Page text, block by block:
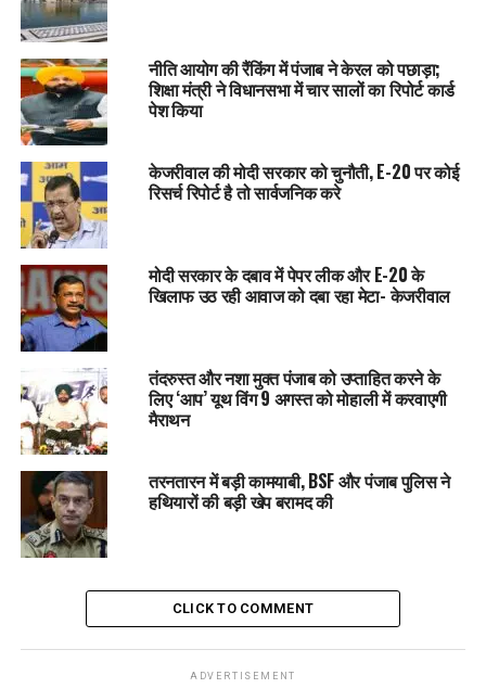
राघव चड्ढा ने कहा कि हमारे देश में दो तरह के आईपीएल चल रहे हैं।
पहला, गेंद और बल्ले का खेल होता है जिसे इंडियन प्रीमियर लीग कहते हैं।
और दूसरा इंडियन पेपर लीक है जिसमें देश के लाखों युवाओं के भविष्य के
साथ खेल होता है। इसके तहत देख के छात्रों का भविष्य सुरक्षित करने के
बजाय उन्हें बर्बाद करने का काम किया गया। हम अपने देश के युवाओं को
अच्छी शिक्षा व्यवस्था नहीं दे पाए।
RELATED TOPICS:
बीबी जागीर कौर के खिलफ होगी FIR दर्ज़, हाई कोर्ट ने जारी किए
आदेश
DON'T MISS
Barnala : अज्ञात लोगों ने निहंग सिंह को जान से मारा, घर में रहता
था अकेला
नीति आयोग की रैंकिंग में पंजाब ने केरल को पछाड़ा;
शिक्षा मंत्री ने विधानसभा में चार सालों का रिपोर्ट कार्ड
पेश किया
केजरीवाल की मोदी सरकार को चुनौती, E-20 पर कोई
रिसर्च रिपोर्ट है तो सार्वजनिक करे
मोदी सरकार के दबाव में पेपर लीक और E-20 के
खिलाफ उठ रही आवाज को दबा रहा मेटा- केजरीवाल
तंदरुस्त और नशा मुक्त पंजाब को उप्ताहित करने के
लिए ‘आप’ यूथ विंग 9 अगस्त को मोहाली में करवाएगी
मैराथन
तरनतारन में बड़ी कामयाबी, BSF और पंजाब पुलिस ने
हथियारों की बड़ी खेप बरामद की
CLICK TO COMMENT
ADVERTISEMENT